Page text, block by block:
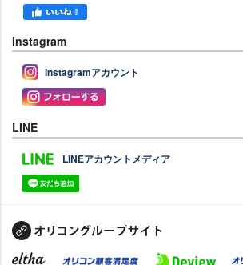
Instagram
Instagramアカウント
LINE
LINEアカウントメディア